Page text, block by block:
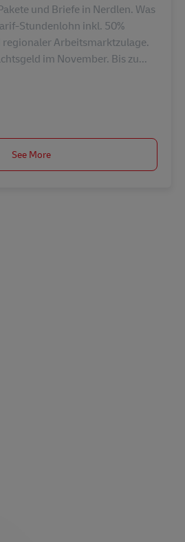
und Briefe in Nerdlen. Was
Stundenlohn inkl. 50%
Arbeitsmarktzulage.
im November. Bis zu...
für Pakete und Briefe (m/w/d)
See More